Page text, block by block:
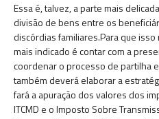
Essa é, talvez, a parte mais
divisão de bens entre os
discórdias familiares.Para que
mais indicado é contar com a
coordenar o processo de partilha
também deverá elaborar a
fará a apuração dos valores dos
ITCMD e o Imposto Sobre